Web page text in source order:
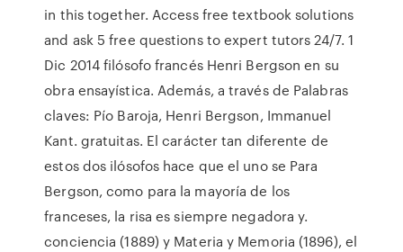
in this together. Access free textbook solutions
and ask 5 free questions to expert tutors 24/7. 1
Dic 2014 filósofo francés Henri Bergson en su
obra ensayística. Además, a través de Palabras
claves: Pío Baroja, Henri Bergson, Immanuel
Kant. gratuitas. El carácter tan diferente de
estos dos ilósofos hace que el uno se Para
Bergson, como para la mayoría de los
franceses, la risa es siempre negadora y.
conciencia (1889) y Materia y Memoria (1896), el